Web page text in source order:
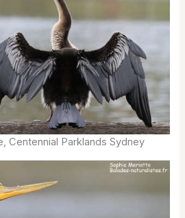
Centennial Parklands Sydney